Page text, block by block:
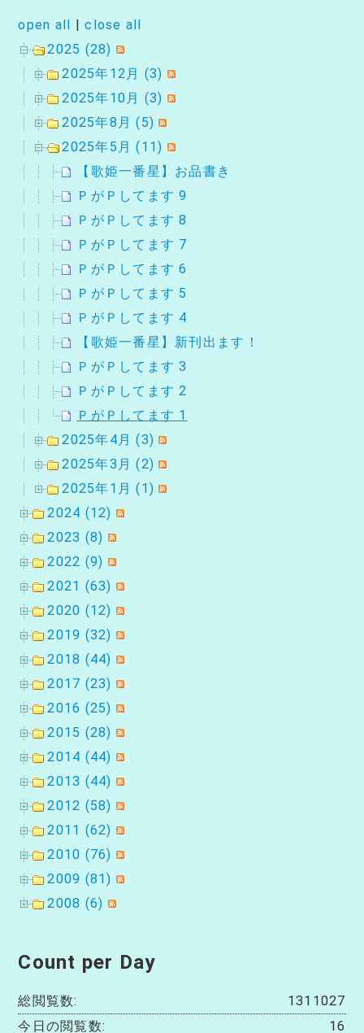
open all |close all
2025 (28)
2025年12月 (3)
2025年10月 (3)
2025年8月 (5)
2025年5月 (11)
【歌姫一番星】お品書き
ＰがＰしてます 9
ＰがＰしてます 8
ＰがＰしてます 7
ＰがＰしてます 6
ＰがＰしてます 5
ＰがＰしてます 4
【歌姫一番星】新刊出ます！
ＰがＰしてます 3
ＰがＰしてます 2
ＰがＰしてます 1
2025年4月 (3)
2025年3月 (2)
2025年1月 (1)
2024 (12)
2023 (8)
2022 (9)
2021 (63)
2020 (12)
2019 (32)
2018 (44)
2017 (23)
2016 (25)
2015 (28)
2014 (44)
2013 (44)
2012 (58)
2011 (62)
2010 (76)
2009 (81)
2008 (6)
Count per Day
1311027
総閲覧数:
16
今日の閲覧数: